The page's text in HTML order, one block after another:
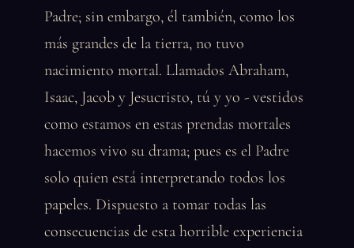
Padre; sin embargo, él también, como los
más grandes de la tierra, no tuvo
nacimiento mortal. Llamados Abraham,
Isaac, Jacob y Jesucristo, tú y yo - vestidos
como estamos en estas prendas mortales
hacemos vivo su drama; pues es el Padre
solo quien está interpretando todos los
papeles. Dispuesto a tomar todas las
consecuencias de esta horrible experiencia